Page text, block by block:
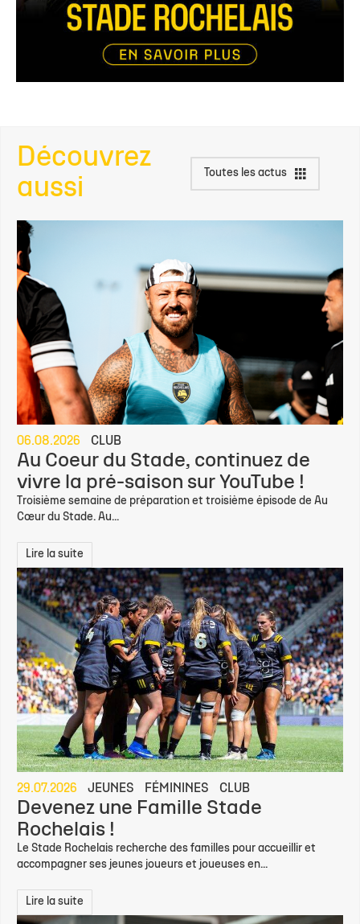
Découvrez
aussi
Toutes les actus
06.08.2026 CLUB
Au Coeur du Stade, continuez de
vivre la pré-saison sur YouTube !
Troisième semaine de préparation et troisième épisode de Au
Cœur du Stade. Au...
Lire la suite
29.07.2026 JEUNES FÉMININES CLUB
Devenez une Famille Stade
Rochelais !
Le Stade Rochelais recherche des familles pour accueillir et
accompagner ses jeunes joueurs et joueuses en...
Lire la suite